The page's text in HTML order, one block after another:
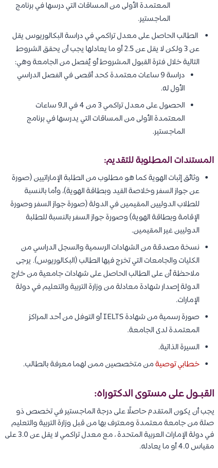
المعتمدة الأولى من المساقات التي درسها في برنامج
الماجستير.
الطالب الحاصل على معدل تراكمي في دراسة البكالوريوس يقل
عن 3 ولكن لا يقل عن 2.5 أو ما يعادلها يجب أن يحقق الشروط
التالية خلال فترة القبول المشروط أو يُفصل من الجامعة وهي:
دراسة 9 ساعات معتمدة كحد أقصى في الفصل الدراسي
الأول له.
الحصول على معدل تراكمي 3 من 4 في الـ9 ساعات
المعتمدة الأولى من المساقات التي يدرسها في برنامج
الماجستير.
المستندات المطلوبة للتقديم:
وثائق إثبات الهوية كما هو مطلوب من الطلبة الإماراتيين (صورة
عن جواز السفر وخلاصة القيد وبطاقة الهوية)، وأما بالنسبة
للطلاب الدوليين المقيمين في الدولة (صورة جواز السفر وصورة
الإقامة وبطاقة الهوية) وصورة جواز السفر بالنسبة للطلبة
الدوليين غير المقيمين.
نسخة مصدقة من الشهادات الرسمية والسجل الدراسي من
الكليات والجامعات التي تخرج فيها الطالب (البكالوريوس). يرجى
ملاحظة أن على الطالب الحاصل على شهادات جامعية من خارج
الدولة إصدار شهادة معادلة من وزارة التربية والتعليم في دولة
الإمارات.
صورة رسمية من شهادة IELTS أو التوفل من أحد المراكز
المعتمدة لدى الجامعة.
السيرة الذاتية.
خطابي توصيةمن متخصصين ممن لهما معرفة بالطالب.
القبـول على مستوى الدكتوراه:
يجب أن يكون المتقدم حاصلًا على درجة الماجستير في تخصص ذو
صلة من جامعة معتمدة ومعترف بها من قبل وزارة التربية والتعليم
في دولة الإمارات العربية المتحدة ، مع معدل تراكمي لا يقل عن 3.0 على
مقياس 4.0 أو ما يعادله.